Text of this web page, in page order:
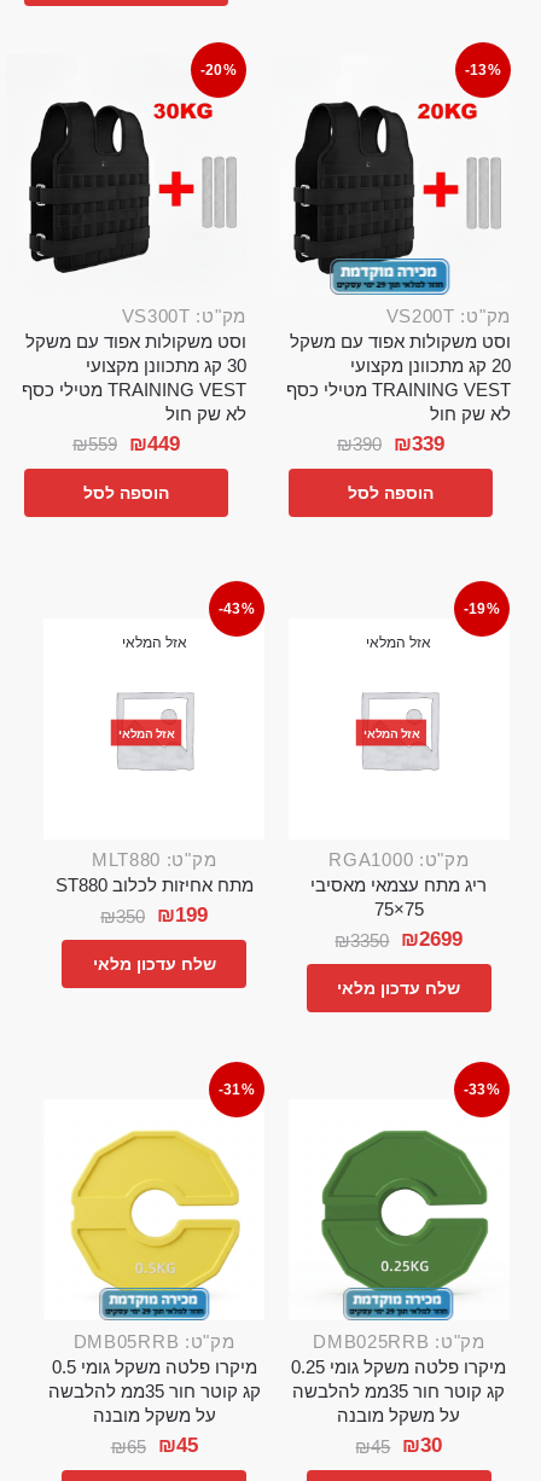
-13%
מק"ט: VS200T
וסט משקולות אפוד עם משקל
20 קג מתכוונן מקצועי
TRAINING VEST מטילי כסף
לא שק חול
₪390 ₪339
הוספה לסל
-20%
מק"ט: VS300T
וסט משקולות אפוד עם משקל
30 קג מתכוונן מקצועי
TRAINING VEST מטילי כסף
לא שק חול
₪559 ₪449
הוספה לסל
-19%
אזל המלאי
אזל המלאי
מק"ט: RGA1000
ריג מתח עצמאי מאסיבי
75×75
₪3350 ₪2699
שלח עדכון מלאי
-43%
אזל המלאי
אזל המלאי
מק"ט: MLT880
מתח אחיזות לכלוב ST880
₪350 ₪199
שלח עדכון מלאי
-33%
מק"ט: DMB025RRB
מיקרו פלטה משקל גומי 0.25
קג קוטר חור 35ממ להלבשה
על משקל מובנה
₪45 ₪30
-31%
מק"ט: DMB05RRB
מיקרו פלטה משקל גומי 0.5
קג קוטר חור 35ממ להלבשה
על משקל מובנה
₪65 ₪45